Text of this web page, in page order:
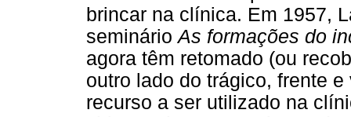
brincar na clínica. Em 1957,
seminárioAs formações do
agora têm retomado (ou
outro lado do trágico, frente
recurso a ser utilizado na